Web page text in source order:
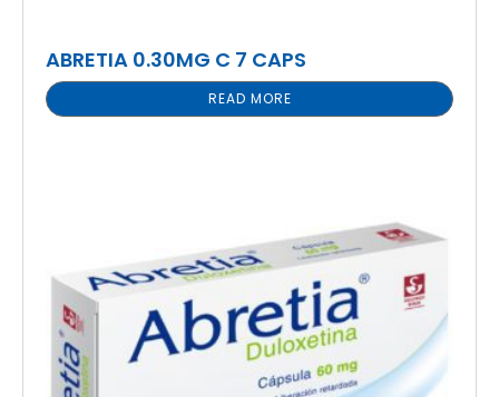
ABRETIA 0.30MG C 7 CAPS
READ MORE